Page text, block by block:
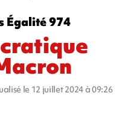
Égalité 974
le 12 juillet 2024 à 09:26